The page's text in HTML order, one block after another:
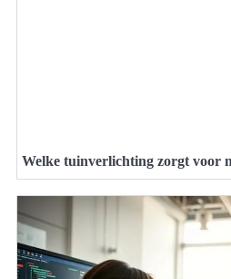
Welke tuinverlichting zorgt voor